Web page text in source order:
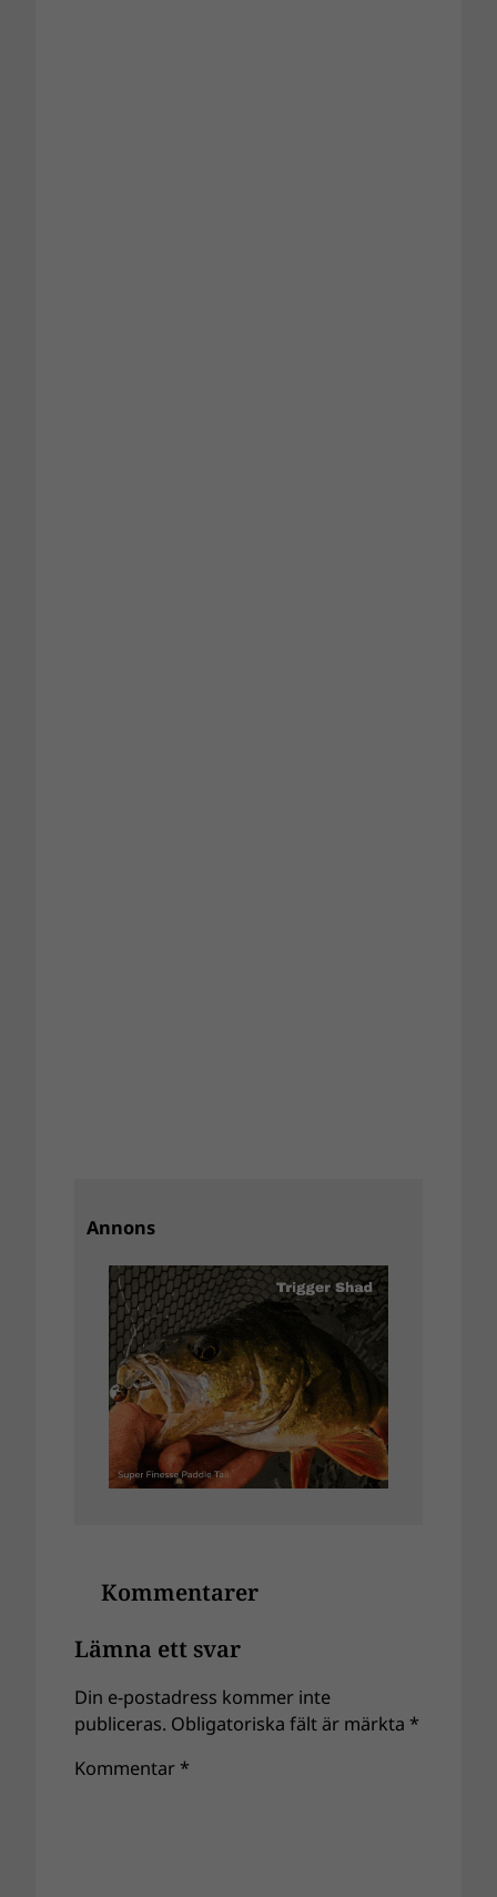
Annons
Kommentarer
Lämna ett svar
Din e-postadress kommer inte
publiceras. Obligatoriska fält är märkta *
Kommentar *